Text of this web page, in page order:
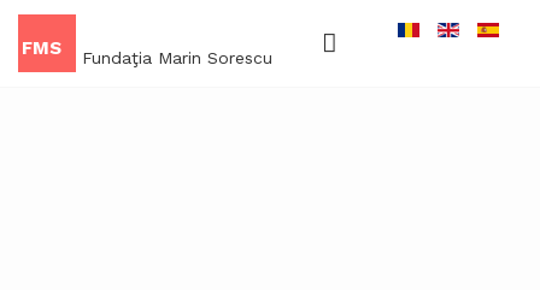
FMS Fundaţia Marin Sorescu